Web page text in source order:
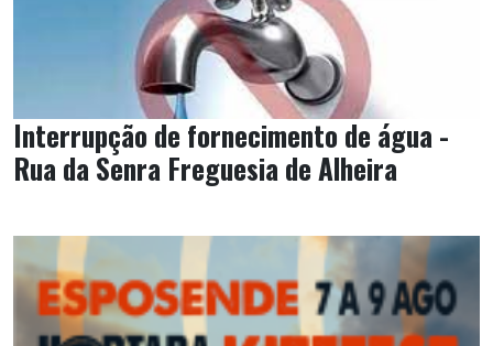
Interrupção de fornecimento de água -
Rua da Senra Freguesia de Alheira